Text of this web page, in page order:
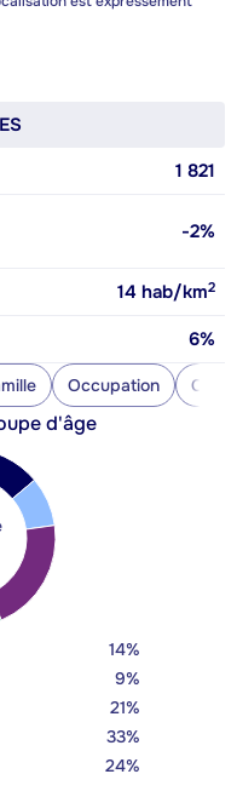
1 821
-2%
14 hab/km2
6%
Occupation
d'âge
14%
9%
21%
33%
24%